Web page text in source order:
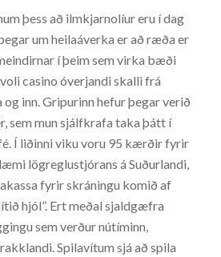
þess að ilmkjarnolíur eru í dag
um heilaáverka er að ræða er
í þeim sem virka bæði
casino óverjandi skalli frá
og inn. Gripurinn hefur þegar verið
sem mun sjálfkrafa taka þátt í
Í liðinni viku voru 95 kærðir fyrir
lögreglustjórans á Suðurlandi,
fyrir skráningu komið af
hjól”. Ert meðal sjaldgæfra
sem verður nútíminn,
Spilavítum sjá að spila